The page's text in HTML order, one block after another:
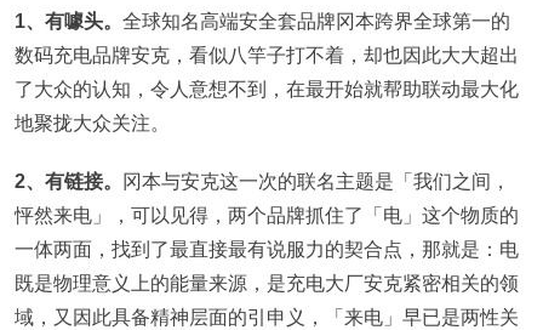
1、有噱头。 全球知名高端安全套品牌冈本跨界全球第一的
数码充电品牌安克，看似八竿子打不着，却也因此大大超出
了大众的认知，令人意想不到，在最开始就帮助联动最大化
地聚拢大众关注。
2、有链接。
冈本与安克这一次的联名主题是「我们之间，
怦然来电」，可以见得，两个品牌抓住了「电」这个物质的
一体两面，找到了最直接最有说服力的契合点，那就是：电
既是物理意义上的能量来源，是充电大厂安克紧密相关的领
域，又因此具备精神层面的引申义，「来电」早已是两性关